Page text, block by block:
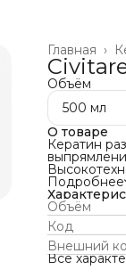
Главная ›
Объём
500 мл
О товаре
Кератин
экстрактов
формула
за счет
кутикулу
Для
Подробнее
Объём
Код
Внешний
Все